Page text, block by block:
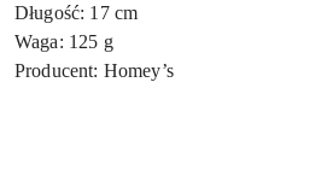
Długość: 17 cm
Waga: 125 g
Producent: Homey’s